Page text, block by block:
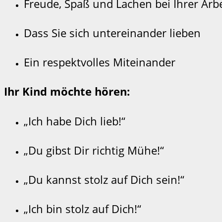
Freude, Spaß und Lachen bei Ihrer
Dass Sie sich untereinander lieben
Ein respektvolles Miteinander
Ihr Kind möchte hören:
„Ich habe Dich lieb!“
„Du gibst Dir richtig Mühe!“
„Du kannst stolz auf Dich sein!“
„Ich bin stolz auf Dich!“